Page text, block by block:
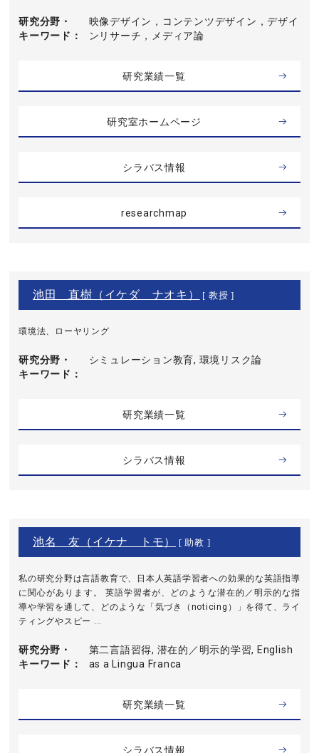
研究分野・
キーワード
映像デザイン，コンテンツデザイン，デザイ
ンリサーチ，メディア論
研究業績一覧
研究室ホームページ
シラバス情報
researchmap
池田 直樹（イケダ ナオキ） [ 教授 ]
環境法、ローヤリング
研究分野・
キーワード
シミュレーション教育, 環境リスク論
研究業績一覧
シラバス情報
池名 友（イケナ トモ） [ 助教 ]
私の研究分野は言語教育で、日本人英語学習者への効果的な英語指導
に関心があります。 英語学習者が、どのような潜在的／明示的な指
導や学習を通して、どのような「気づき（noticing）」を得て、ライ
ティングやスピー ...
研究分野・
キーワード
第二言語習得, 潜在的／明示的学習, English
as a Lingua Franca
研究業績一覧
シラバス情報